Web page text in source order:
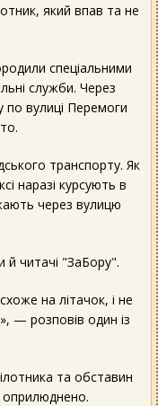
який впав та не
спеціальними
служби. Через
по вулиці Перемоги
транспорту. Як
наразі курсують в
через вулицю
й читачі "ЗаБору".
на літачок, і не
— розповів один із
та обставин
оприлюднено.